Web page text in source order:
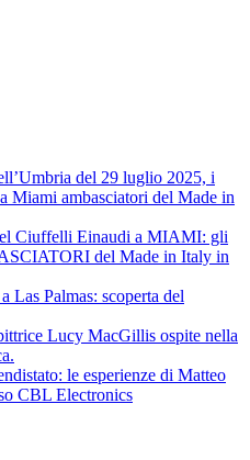
del 29 luglio 2025, i
Miami ambasciatori del Made in
Ciuffelli Einaudi a MIAMI: gli
del Made in Italy in
Las Palmas: scoperta del
Lucy MacGillis ospite nella
le esperienze di Matteo
CBL Electronics